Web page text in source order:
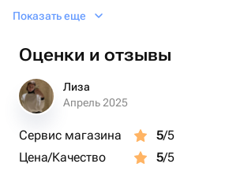
Итоговое звучание включает
дополнением интерьера.
Мы заботимся о Вас, поэтому каждая
дополнительно упакована в стильный
создавая уютную атмосферу. Кроме
добавляем в комплект два коробка
Показать еще
Оценки и отзывы
Лиза
Апрель 2025
Сервис магазина 5/5
Цена/Качество
5/5